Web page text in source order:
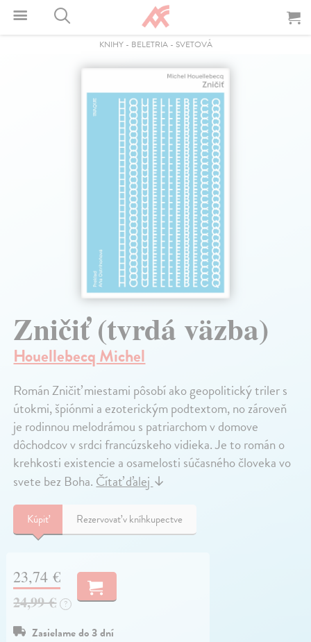
KNIHY- BELETRIA- SVETOVÁ
Zničiť (tvrdá väzba)
Houellebecq Michel
Román Zničiť miestami pôsobí ako geopolitický triler s
útokmi, špiónmi a ezoterickým podtextom, no zároveň
je rodinnou melodrámou s patriarchom v domove
dôchodcov v srdci francúzskeho vidieka. Je to román o
krehkosti existencie a osamelosti súčasného človeka vo
svete bez Boha. Čítať ďalej ↓
Kúpiť Rezervovať v kníhkupectve
23,74 €
24,99 € ?
Zasielame do 3 dní